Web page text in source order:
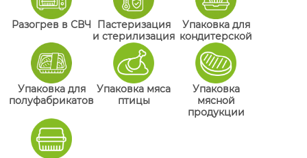
Разогрев в СВЧ
Пастеризация
и стерилизация
Упаковка для
кондитерской
Упаковка для
полуфабрикатов
Упаковка мяса
птицы
Упаковка
мясной
продукции